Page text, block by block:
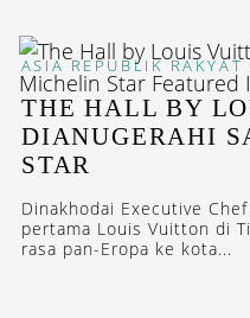
ASIA REPUBLIK RAKYAT
THE HALL BY
DIANUGERAHI
STAR
Dinakhodai Executive
pertama Louis Vuitton di
rasa pan-Eropa ke kota...